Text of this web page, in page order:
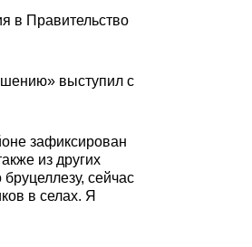
в Правительство
выступил с
зафиксирован
из других
сейчас
в селах. Я